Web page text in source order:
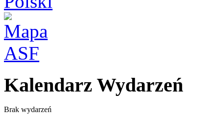
Kalendarz Wydarzeń
Brak wydarzeń